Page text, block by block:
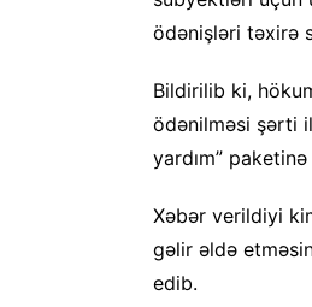
ödənişləri təxirə
Bildirilib ki,
ödənilməsi şərti
yardım”
Xəbər verildiyi
gəlir əldə
edib.